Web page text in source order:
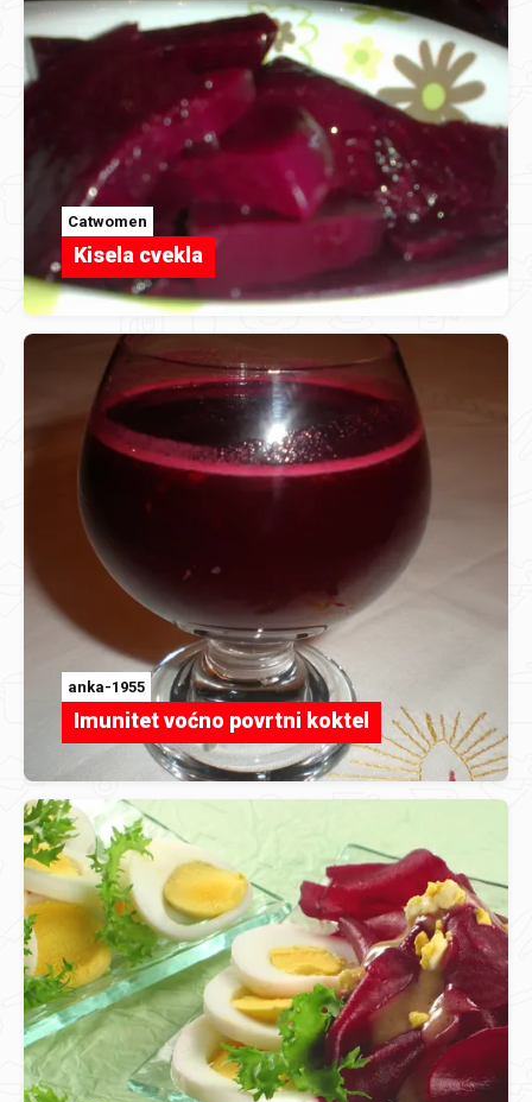
Catwomen
Kisela cvekla
anka-1955
Imunitet voćno povrtni koktel